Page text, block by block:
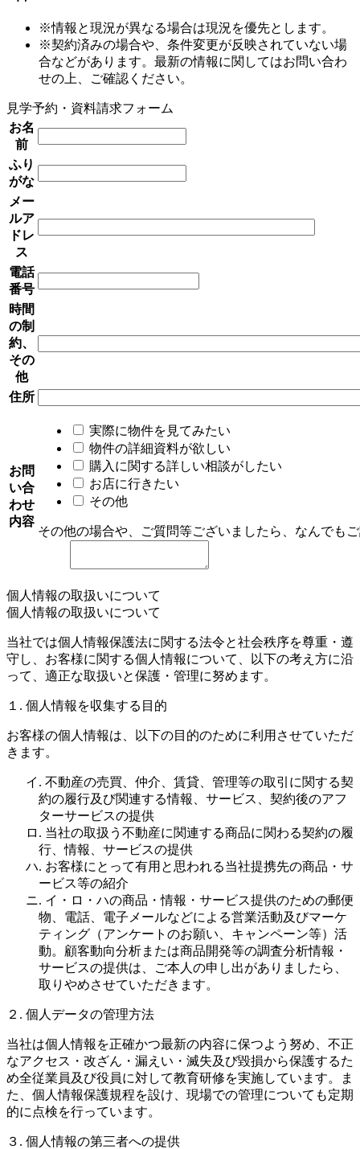
※情報と現況が異なる場合は現況を優先とします。
※契約済みの場合や、条件変更が反映されていない場
合などがあります。最新の情報に関してはお問い合わ
せの上、ご確認ください。
見学予約・資料請求フォーム
お名
前
ふり
がな
メー
ルア
ドレ
ス
電話
番号
時間
の制
約、
その
他
住所
お問
い合
わせ
内容
実際に物件を見てみたい
物件の詳細資料が欲しい
購入に関する詳しい相談がしたい
お店に行きたい
その他
その他の場合や、ご質問等ございましたら、なんでも
個人情報の取扱いについて
個人情報の取扱いについて
当社では個人情報保護法に関する法令と社会秩序を尊重・遵
守し、お客様に関する個人情報について、以下の考え方に沿
って、適正な取扱いと保護・管理に努めます。
１. 個人情報を収集する目的
お客様の個人情報は、以下の目的のために利用させていただ
きます。
イ. 不動産の売買、仲介、賃貸、管理等の取引に関する契
約の履行及び関連する情報、サービス、契約後のアフ
ターサービスの提供
ロ. 当社の取扱う不動産に関連する商品に関わる契約の履
行、情報、サービスの提供
ハ. お客様にとって有用と思われる当社提携先の商品・サ
ービス等の紹介
ニ. イ・ロ・ハの商品・情報・サービス提供のための郵便
物、電話、電子メールなどによる営業活動及びマーケ
ティング（アンケートのお願い、キャンペーン等）活
動。顧客動向分析または商品開発等の調査分析情報・
サービスの提供は、ご本人の申し出がありましたら、
取りやめさせていただきます。
２. 個人データの管理方法
当社は個人情報を正確かつ最新の内容に保つよう努め、不正
なアクセス・改ざん・漏えい・滅失及び毀損から保護するた
め全従業員及び役員に対して教育研修を実施しています。ま
た、個人情報保護規程を設け、現場での管理についても定期
的に点検を行っています。
３. 個人情報の第三者への提供